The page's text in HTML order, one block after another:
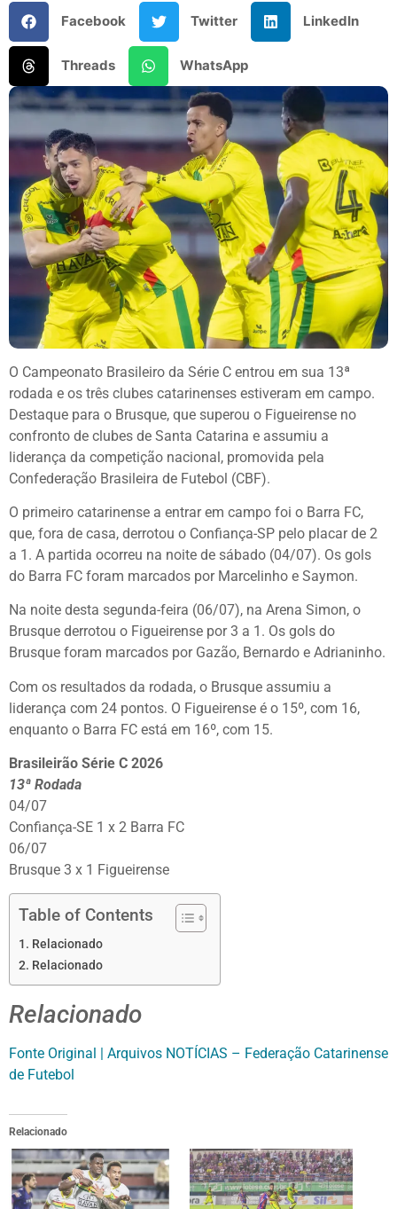
Facebook Twitter LinkedIn
Threads WhatsApp
O Campeonato Brasileiro da Série C entrou em sua 13ª
rodada e os três clubes catarinenses estiveram em campo.
Destaque para o Brusque, que superou o Figueirense no
confronto de clubes de Santa Catarina e assumiu a
liderança da competição nacional, promovida pela
Confederação Brasileira de Futebol (CBF).
O primeiro catarinense a entrar em campo foi o Barra FC,
que, fora de casa, derrotou o Confiança-SP pelo placar de 2
a 1. A partida ocorreu na noite de sábado (04/07). Os gols
do Barra FC foram marcados por Marcelinho e Saymon.
Na noite desta segunda-feira (06/07), na Arena Simon, o
Brusque derrotou o Figueirense por 3 a 1. Os gols do
Brusque foram marcados por Gazão, Bernardo e Adrianinho.
Com os resultados da rodada, o Brusque assumiu a
liderança com 24 pontos. O Figueirense é o 15º, com 16,
enquanto o Barra FC está em 16º, com 15.
Brasileirão Série C 2026
13ª Rodada
04/07
Confiança-SE 1 x 2 Barra FC
06/07
Brusque 3 x 1 Figueirense
Table of Contents
Relacionado
Relacionado
Relacionado
Fonte Original | Arquivos NOTÍCIAS – Federação Catarinense
de Futebol
Relacionado